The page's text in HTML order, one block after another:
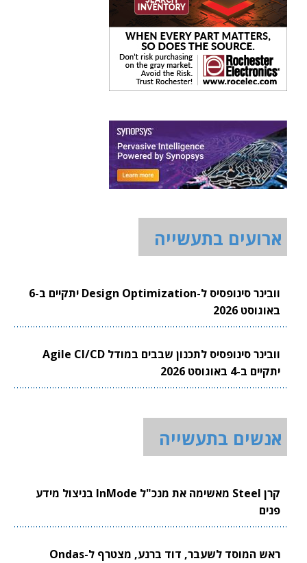
ארועים בתעשייה
וובינר סינופסיס ל-Design Optimization יתקיים ב-6
באוגוסט 2026
וובינר סינופסיס לתכנון שבבים במודל Agile CI/CD
יתקיים ב-4 באוגוסט 2026
אנשים בתעשייה
קרן Steel מאשימה את מנכ"ל InMode בניצול מידע
פנים
ראש המוסד לשעבר, דוד ברנע, מצטרף ל-Ondas